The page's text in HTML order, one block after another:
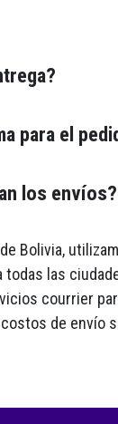
para el
los envíos?
Bolivia,
todas las
courrier
de envío